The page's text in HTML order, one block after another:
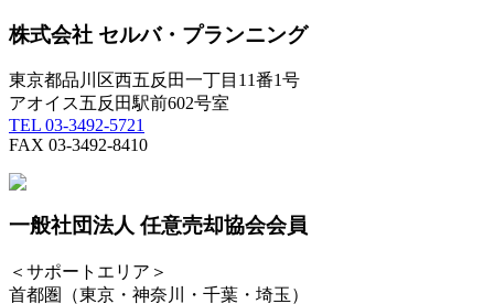
株式会社 セルバ・プランニング
東京都品川区西五反田一丁目11番1号
アオイス五反田駅前602号室
TEL 03-3492-5721
FAX 03-3492-8410
一般社団法人 任意売却協会会員
＜サポートエリア＞
首都圏（東京・神奈川・千葉・埼玉）